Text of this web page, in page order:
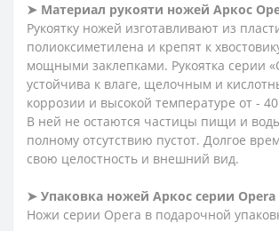
➤ Материал рукояти ножей Аркос
Рукоятку ножей изготавливают из
полиоксиметилена и крепят к
мощными заклепками. Рукоятка серии
устойчива к влаге, щелочным и
коррозии и высокой температуре от - 40
В ней не остаются частицы пищи и
полному отсутствию пустот. Долгое
свою целостность и внешний вид.
➤ Упаковка ножей Аркос серии Opera
Ножи серии Opera в подарочной